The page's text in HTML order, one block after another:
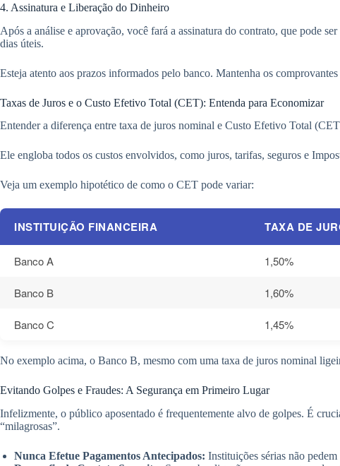
4. Assinatura e Liberação do Dinheiro
Após a análise e aprovação, você fará a assinatura do contrato, que pode
dias úteis.
Esteja atento aos prazos informados pelo banco. Mantenha os
Taxas de Juros e o Custo Efetivo Total (CET): Entenda para Economizar
Entender a diferença entre taxa de juros nominal e Custo Efetivo Total
Ele engloba todos os custos envolvidos, como juros, tarifas, seguros e
Veja um exemplo hipotético de como o CET pode variar:
INSTITUIÇÃO FINANCEIRA TAXA DE
Banco A 1,50%
Banco B 1,60%
Banco C 1,45%
No exemplo acima, o Banco B, mesmo com uma taxa de juros nominal
Evitando Golpes e Fraudes: A Segurança em Primeiro Lugar
Infelizmente, o público aposentado é frequentemente alvo de golpes. É
“milagrosas”.
Nunca Efetue Pagamentos Antecipados: Instituições sérias não